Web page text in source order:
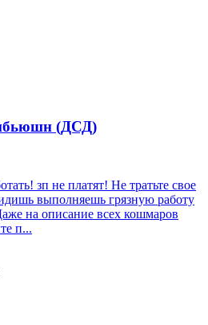
(ДСД)
зп не платят! Не тратьте свое
выполняешь грязную работу
на описание всех кошмаров
п...